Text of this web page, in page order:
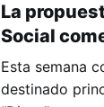
La
Social
Esta semana
destinado